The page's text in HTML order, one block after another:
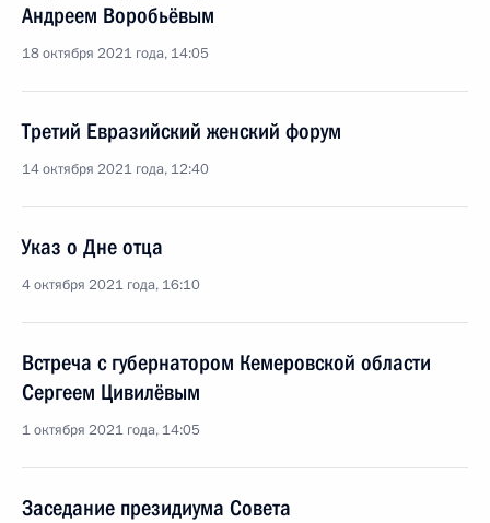
Андреем Воробьёвым
18 октября 2021 года, 14:05
Третий Евразийский женский форум
14 октября 2021 года, 12:40
Указ о Дне отца
4 октября 2021 года, 16:10
Встреча с губернатором Кемеровской области
Сергеем Цивилёвым
1 октября 2021 года, 14:05
Заседание президиума Совета